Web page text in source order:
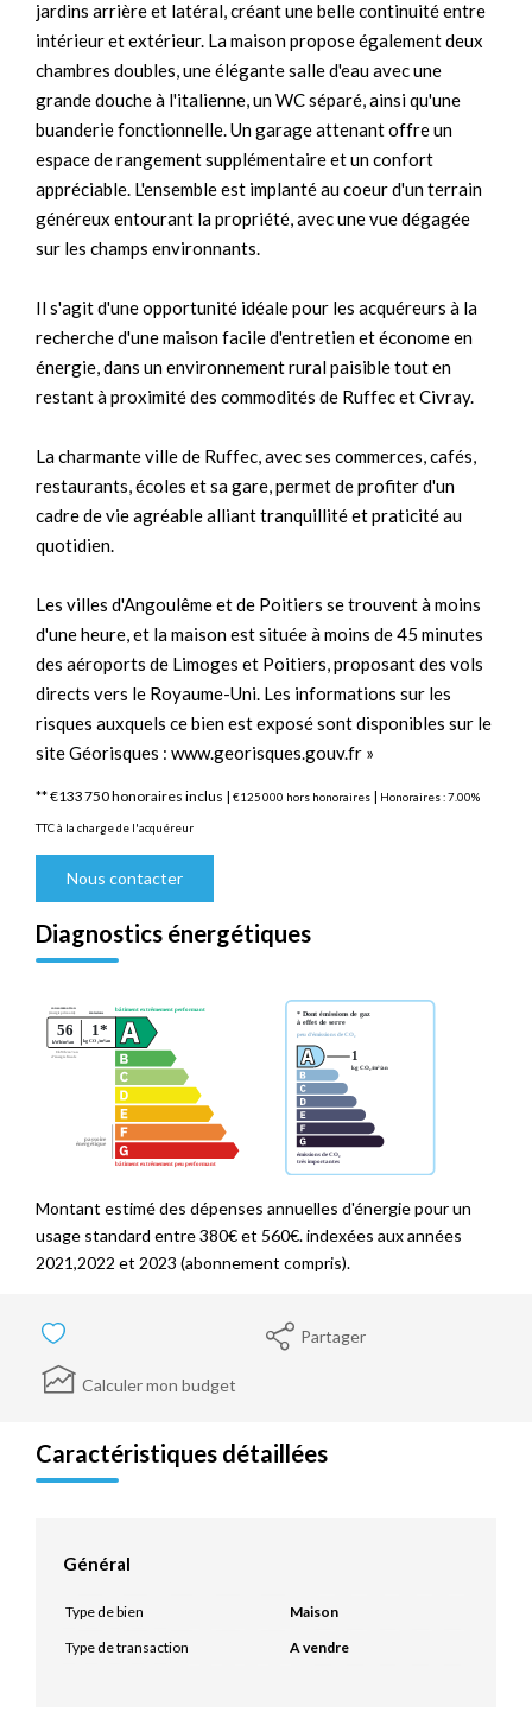
jardins arrière et latéral, créant une belle continuité entre
intérieur et extérieur. La maison propose également deux
chambres doubles, une élégante salle d'eau avec une
grande douche à l'italienne, un WC séparé, ainsi qu'une
buanderie fonctionnelle. Un garage attenant offre un
espace de rangement supplémentaire et un confort
appréciable. L'ensemble est implanté au coeur d'un terrain
généreux entourant la propriété, avec une vue dégagée
sur les champs environnants.
Il s'agit d'une opportunité idéale pour les acquéreurs à la
recherche d'une maison facile d'entretien et économe en
énergie, dans un environnement rural paisible tout en
restant à proximité des commodités de Ruffec et Civray.
La charmante ville de Ruffec, avec ses commerces, cafés,
restaurants, écoles et sa gare, permet de profiter d'un
cadre de vie agréable alliant tranquillité et praticité au
quotidien.
Les villes d'Angoulême et de Poitiers se trouvent à moins
d'une heure, et la maison est située à moins de 45 minutes
des aéroports de Limoges et Poitiers, proposant des vols
directs vers le Royaume-Uni. Les informations sur les
risques auxquels ce bien est exposé sont disponibles sur le
site Géorisques : www.georisques.gouv.fr »
** €133 750honoraires inclus | €125 000 hors honoraires | Honoraires : 7.00%
TTC à la charge de l'acquéreur
Nous contacter
Diagnostics énergétiques
Montant estimé des dépenses annuelles d'énergie pour un
usage standard entre 380€ et 560€. indexées aux années
2021,2022 et 2023 (abonnement compris).
Partager
Calculer mon budget
Caractéristiques détaillées
Général
Type de bien
Maison
Type de transaction
A vendre